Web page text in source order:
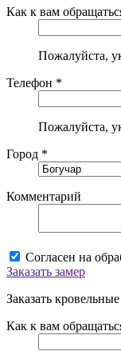
Как к вам
Пожалуйста,
Телефон *
Пожалуйста,
Город *
Комментарий
Согласен на
Заказать замер
Заказать
Как к вам